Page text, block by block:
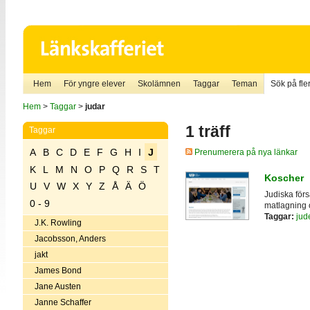
Hem För yngre elever Skolämnen Taggar Teman Sök på
Hem> Taggar> judar
Taggar
A B C D E F G H I
J
K
L M N O P Q R S
T
U
V W X Y Z Å Ä
Ö
0 - 9
J.K. Rowling
Jacobsson, Anders
jakt
James Bond
Jane Austen
Janne Schaffer
1 träff
Prenumerera på nya länkar
Koscher
Judiska
matlagning
Taggar: